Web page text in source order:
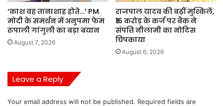
‘काश वह तानाशाह होते…’ PM
मोदी के समर्थन में अनुपमा फेम
रुपाली गांगुली का बड़ा बयान
August 7, 2026
राजपाल यादव की बढ़ीं मुश्किलें,
₹16 करोड़ के कर्ज पर बैंक ने
संपत्ति नीलामी का नोटिस
चिपकाया
August 6, 2026
Leave a Reply
Your email address will not be published. Required fields are